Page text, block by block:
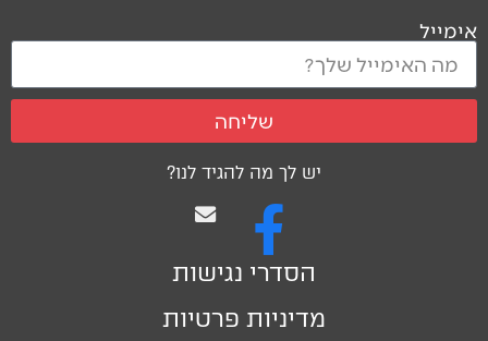
יש לך מה להגיד לנו?
הסדרי נגישות
מדיניות פרטיות
אימייל
שליחה